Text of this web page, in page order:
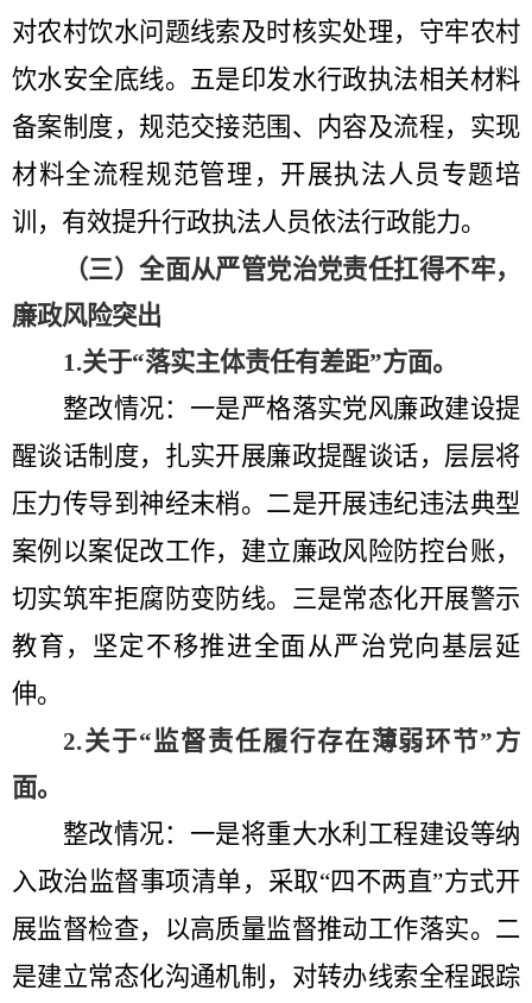
对农村饮水问题线索及时核实处理， 守牢农村
饮水安全底线。五是印发水行政执法相关材料
备案制度， 规范交接范围、内容及流程，实现
材料全流程规范管理 ， 开展执法人员专题培
训，有效提升行政执法人员依法行政能力。
（三）全面从严管党治党责任扛得不牢，
廉政风险突出
1.关于“落实主体责任有差距”方面。
整改情况：一是严格落实党风廉政建设提
醒谈话制度， 扎实开展廉政提醒谈话，层层将
压力传导到神经末梢。 二是开展违纪违法典型
案例以案促改工作，建立廉政风险防控台账，
切实筑牢拒腐防变防线。 三是常态化开展警示
教育 ， 坚定不移推进全面从严治党向基层延
伸。
2.关于“监督责任履行存在薄弱环节”方
面。
整改情况：一是将重大水利工程建设等纳
入政治监督事项清单，采取“四不两直”方式开
展监督检查， 以高质量监督推动工作落实。 二
是建立常态化沟通机制 ， 对转办线索全程跟踪